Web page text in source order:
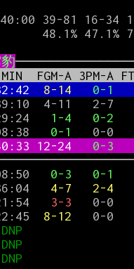
FGM-A 3PM-A
8-14 0-1
4-11   2-7
1-4 0-2
0-1
0-0
12-24 0-3
0-3 0-1
4-7 2-4
3-3
0-0
8-12
   0-0